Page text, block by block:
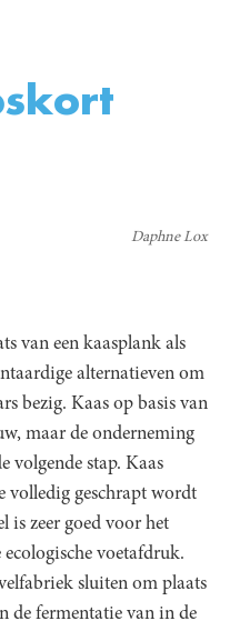
Daphne Lox
van een kaasplank als
alternatieven om
bezig. Kaas op basis van
maar de onderneming
volgende stap. Kaas
volledig geschrapt wordt
is zeer goed voor het
voetafdruk.
sluiten om plaats
de fermentatie van in de